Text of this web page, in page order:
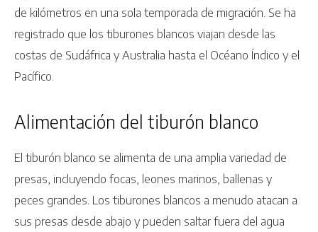
de kilómetros en una sola temporada de migración. Se ha
registrado que los tiburones blancos viajan desde las
costas de Sudáfrica y Australia hasta el Océano Índico y el
Pacífico.
Alimentación del tiburón blanco
El tiburón blanco se alimenta de una amplia variedad de
presas, incluyendo focas, leones marinos, ballenas y
peces grandes. Los tiburones blancos a menudo atacan a
sus presas desde abajo y pueden saltar fuera del agua